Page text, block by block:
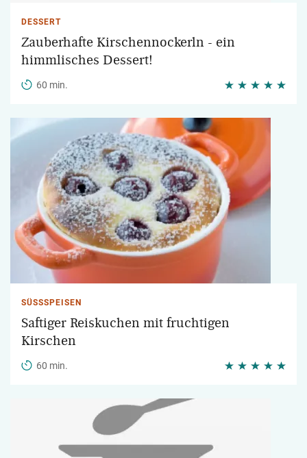
DESSERT
Zauberhafte Kirschennockerln - ein
himmlisches Dessert!
60 min.
SÜSSSPEISEN
Saftiger Reiskuchen mit fruchtigen
Kirschen
60 min.